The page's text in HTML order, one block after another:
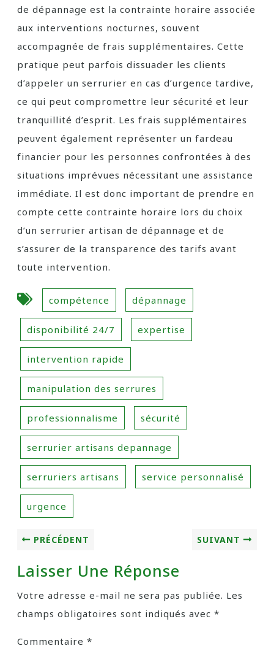
de dépannage est la contrainte horaire associée
aux interventions nocturnes, souvent
accompagnée de frais supplémentaires. Cette
pratique peut parfois dissuader les clients
d’appeler un serrurier en cas d’urgence tardive,
ce qui peut compromettre leur sécurité et leur
tranquillité d’esprit. Les frais supplémentaires
peuvent également représenter un fardeau
financier pour les personnes confrontées à des
situations imprévues nécessitant une assistance
immédiate. Il est donc important de prendre en
compte cette contrainte horaire lors du choix
d’un serrurier artisan de dépannage et de
s’assurer de la transparence des tarifs avant
toute intervention.
compétence dépannage
disponibilité 24/7 expertise
intervention rapide
manipulation des serrures
professionnalisme sécurité
serrurier artisans depannage
serruriers artisans service personnalisé
urgence
PRÉCÉDENT SUIVANT
Laisser Une Réponse
Votre adresse e-mail ne sera pas publiée. Les
champs obligatoires sont indiqués avec *
Commentaire *